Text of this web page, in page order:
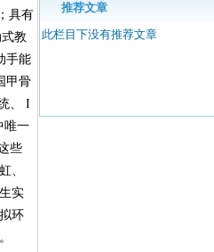
具有
教
手能
甲骨
、 I
唯一
些
、
实
环
推荐文章
此栏目下没有推荐文章